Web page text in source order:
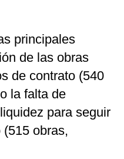
principales
de las obras
de contrato (540
la falta de
para seguir
obras,